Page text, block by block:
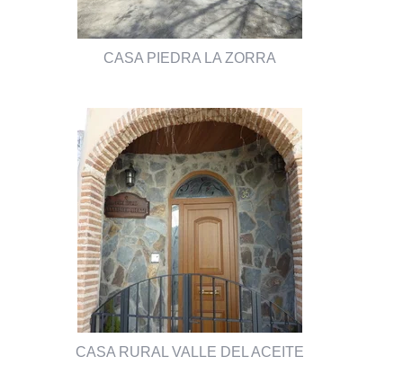
CASA PIEDRA LA ZORRA
CASA RURAL VALLE DEL ACEITE